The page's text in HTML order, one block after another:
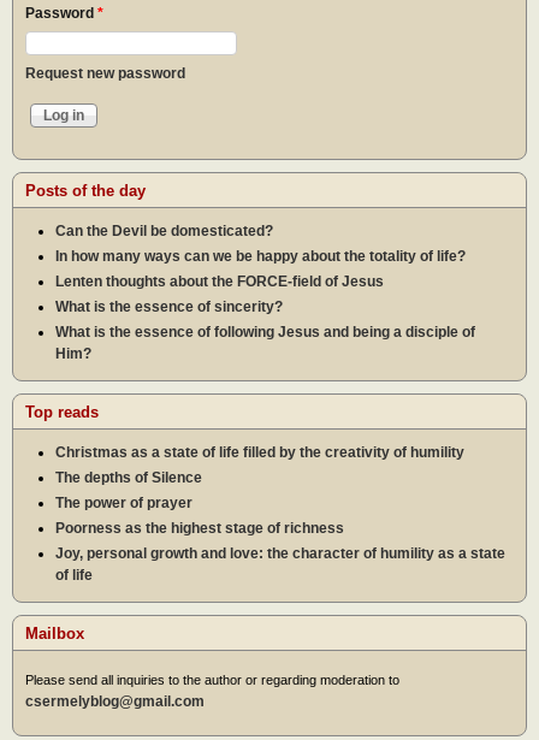
Password *
Request new password
Posts of the day
Can the Devil be domesticated?
In how many ways can we be happy about the totality of life?
Lenten thoughts about the FORCE-field of Jesus
What is the essence of sincerity?
What is the essence of following Jesus and being a disciple of
Him?
Top reads
Christmas as a state of life filled by the creativity of humility
The depths of Silence
The power of prayer
Poorness as the highest stage of richness
Joy, personal growth and love: the character of humility as a state
of life
Mailbox
Please send all inquiries to the author or regarding moderation to
csermelyblog@gmail.com